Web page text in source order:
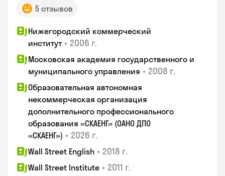
5 отзывов
Нижегородский коммерческий
институт • 2006 г.
Московская академия государственного и
муниципального управления • 2008 г.
Образовательная автономная
некоммерческая организация
дополнительного профессионального
образования «СКАЕНГ» (ОАНО ДПО
«СКАЕНГ») • 2026 г.
Wall Street English • 2018 г.
Wall Street Institute • 2011 г.